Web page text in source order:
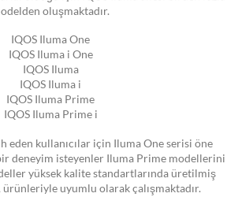
oluşmaktadır.
IQOS Iluma One
IQOS Iluma i One
IQOS Iluma
IQOS Iluma i
IQOS Iluma Prime
IQOS Iluma Prime i
eden kullanıcılar için Iluma One serisi öne
deneyim isteyenler Iluma Prime modellerini
yüksek kalite standartlarında üretilmiş
ürünleriyle uyumlu olarak çalışmaktadır.